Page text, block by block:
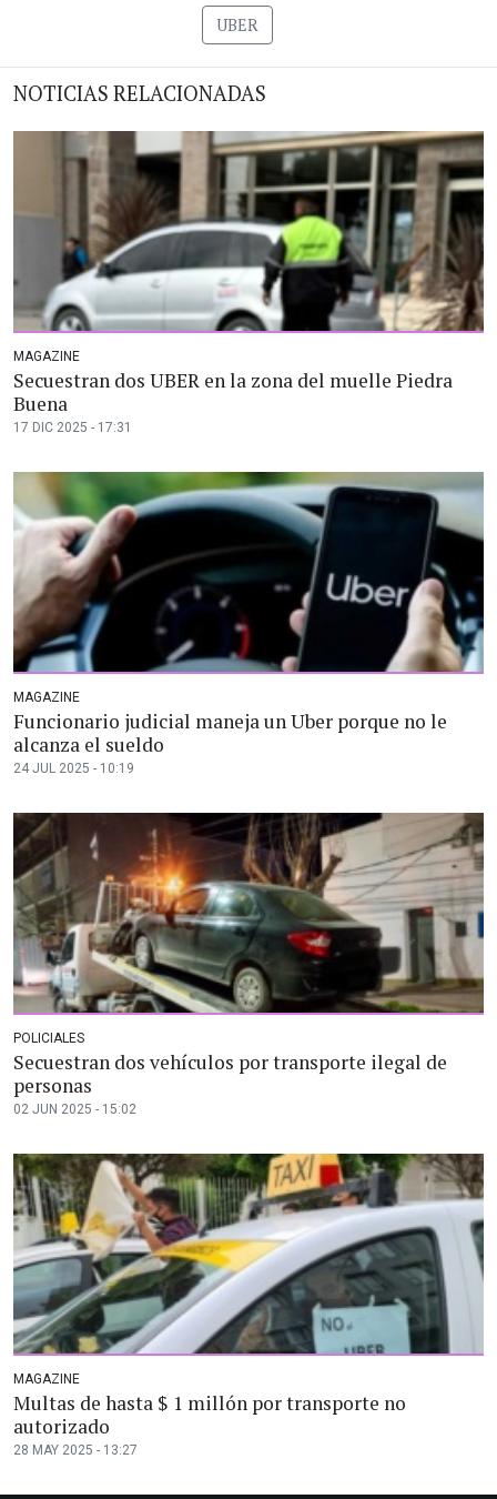
UBER
NOTICIAS RELACIONADAS
MAGAZINE
Secuestran dos UBER en la zona del muelle Piedra
Buena
17 DIC 2025 - 17:31
MAGAZINE
Funcionario judicial maneja un Uber porque no le
alcanza el sueldo
24 JUL 2025 - 10:19
POLICIALES
Secuestran dos vehículos por transporte ilegal de
personas
02 JUN 2025 - 15:02
MAGAZINE
Multas de hasta $ 1 millón por transporte no
autorizado
28 MAY 2025 - 13:27